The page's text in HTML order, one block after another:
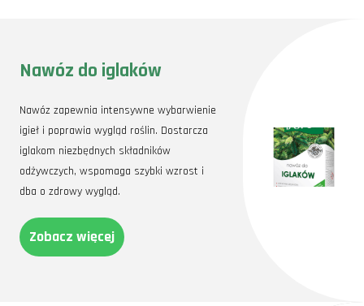
Nawóz do iglaków
Nawóz zapewnia intensywne wybarwienie
igieł i poprawia wygląd roślin. Dostarcza
iglakom niezbędnych składników
odżywczych, wspomaga szybki wzrost i
dba o zdrowy wygląd.
Zobacz więcej